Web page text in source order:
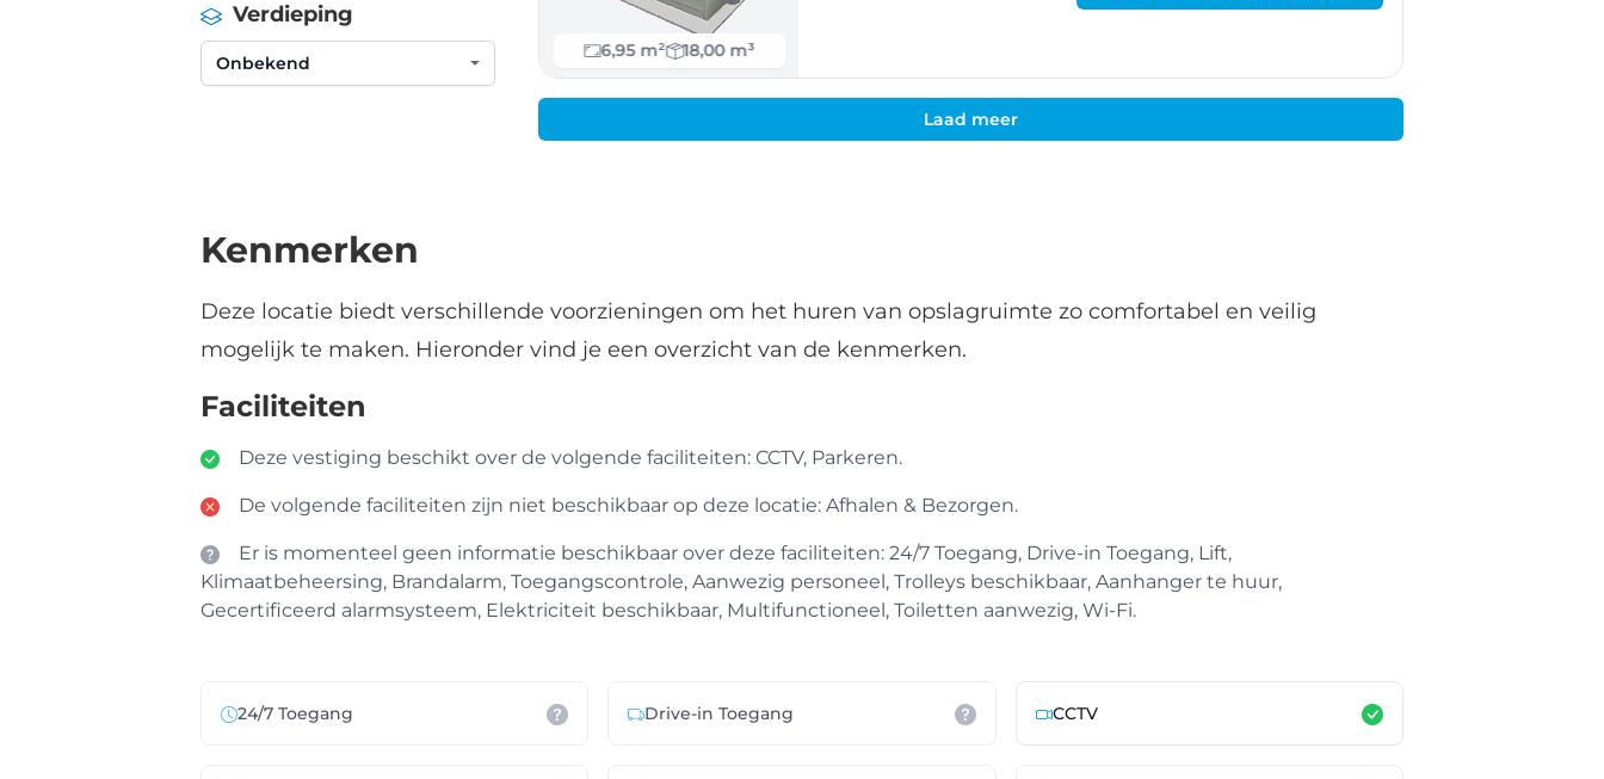
6,95 m² 18,00 m³
Laad meer
Verdieping
Kenmerken
Deze locatie biedt verschillende voorzieningen om het huren van opslagruimte zo comfortabel en veilig
mogelijk te maken. Hieronder vind je een overzicht van de kenmerken.
Faciliteiten
Deze vestiging beschikt over de volgende faciliteiten: CCTV, Parkeren.
De volgende faciliteiten zijn niet beschikbaar op deze locatie: Afhalen & Bezorgen.
Er is momenteel geen informatie beschikbaar over deze faciliteiten: 24/7 Toegang, Drive-in Toegang, Lift,
Klimaatbeheersing, Brandalarm, Toegangscontrole, Aanwezig personeel, Trolleys beschikbaar, Aanhanger te huur,
Gecertificeerd alarmsysteem, Elektriciteit beschikbaar, Multifunctioneel, Toiletten aanwezig, Wi-Fi.
24/7 Toegang Drive-in Toegang CCTV